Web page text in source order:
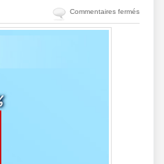
Commentaires ferméssur
Enquête